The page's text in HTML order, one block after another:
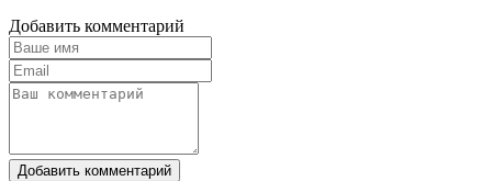
Добавить комментарий
Добавить комментарий